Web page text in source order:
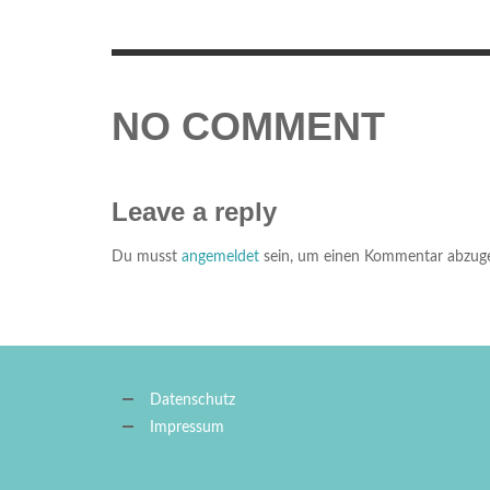
,18. OKTOBER 2024
NO COMMENT
Leave a reply
Du musst angemeldet sein, um einen Kommentar
Datenschutz
Impressum